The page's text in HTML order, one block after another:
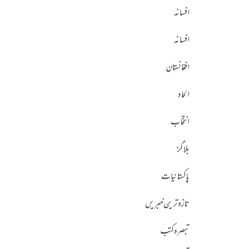
افسانہ
افسانہ
افغانستان
الحاد
انتخاب
بلاگز
پاکستانیات
تازہ ترین خبریں
تبصرہ کتب